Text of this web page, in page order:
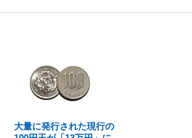
大量に発行された現行の